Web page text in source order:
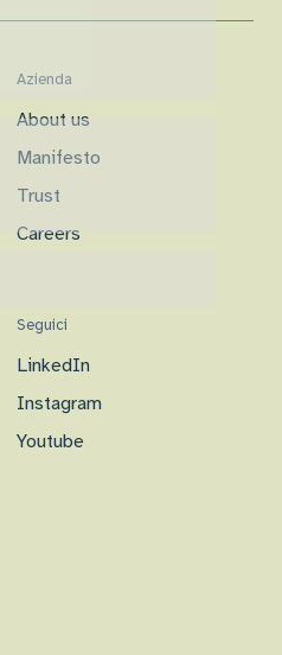
Azienda
About us
Manifesto
Trust
Careers
Seguici
LinkedIn
Instagram
Youtube